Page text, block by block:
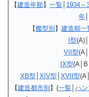
【建造年順】 一覧 1934～
年
【艦型別】 建造順一
I型(A)│
VII型
IX型
XB型 XIV型 XVII型
【建造都市別】(一覧 ハン